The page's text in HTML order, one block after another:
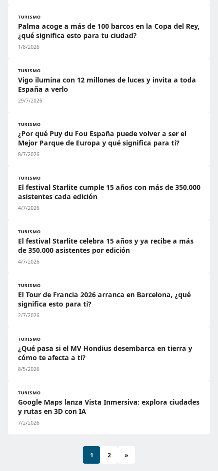
TURISMO
Palma acoge a más de 100 barcos en la Copa del Rey,
¿qué significa esto para tu ciudad?
1/8/2026
TURISMO
Vigo ilumina con 12 millones de luces y invita a toda
España a verlo
29/7/2026
TURISMO
¿Por qué Puy du Fou España puede volver a ser el
Mejor Parque de Europa y qué significa para ti?
8/7/2026
TURISMO
El festival Starlite cumple 15 años con más de 350.000
asistentes cada edición
4/7/2026
TURISMO
El festival Starlite celebra 15 años y ya recibe a más
de 350.000 asistentes por edición
4/7/2026
TURISMO
El Tour de Francia 2026 arranca en Barcelona, ¿qué
significa esto para ti?
2/7/2026
TURISMO
¿Qué pasa si el MV Hondius desembarca en tierra y
cómo te afecta a ti?
8/5/2026
TURISMO
Google Maps lanza Vista Inmersiva: explora ciudades
y rutas en 3D con IA
7/2/2026
1 2 »